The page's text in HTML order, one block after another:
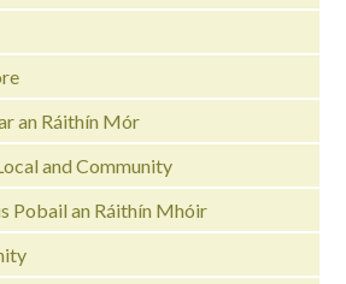
an Ráithín Mór
and Community
Pobail an Ráithín Mhóir